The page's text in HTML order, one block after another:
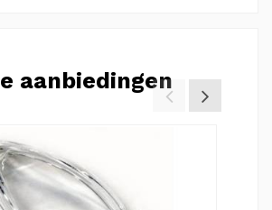
aanbiedingen